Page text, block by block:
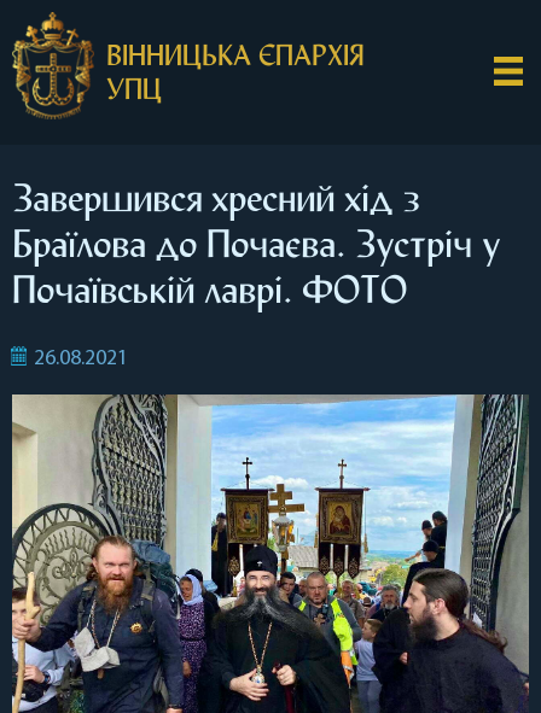
ВІННИЦЬКА ЄПАРХІЯ
УПЦ
Завершився хресний хід з
Браїлова до Почаєва. Зустріч у
Почаївській лаврі. ФОТО
26.08.2021